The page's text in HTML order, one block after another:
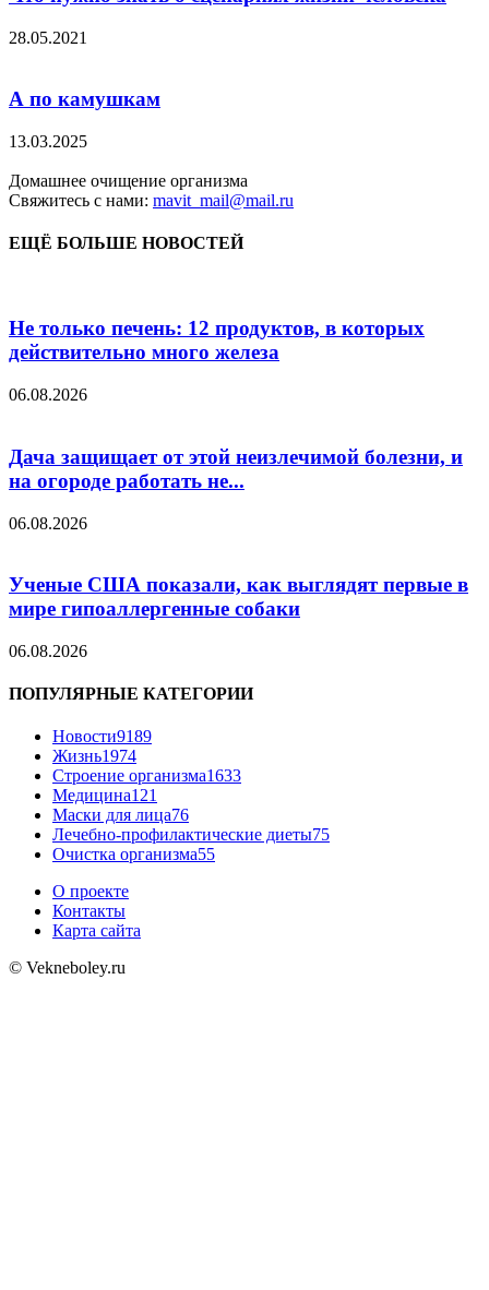
28.05.2021
А по камушкам
13.03.2025
Домашнее очищение организма
Свяжитесь с нами: mavit_mail@mail.ru
ЕЩЁ БОЛЬШЕ НОВОСТЕЙ
Не только печень: 12 продуктов, в которых
действительно много железа
06.08.2026
Дача защищает от этой неизлечимой болезни, и
на огороде работать не...
06.08.2026
Ученые США показали, как выглядят первые в
мире гипоаллергенные собаки
06.08.2026
ПОПУЛЯРНЫЕ КАТЕГОРИИ
Новости9189
Жизнь1974
Строение организма1633
Медицина121
Маски для лица76
Лечебно-профилактические диеты75
Очистка организма55
О проекте
Контакты
Карта сайта
© Vekneboley.ru